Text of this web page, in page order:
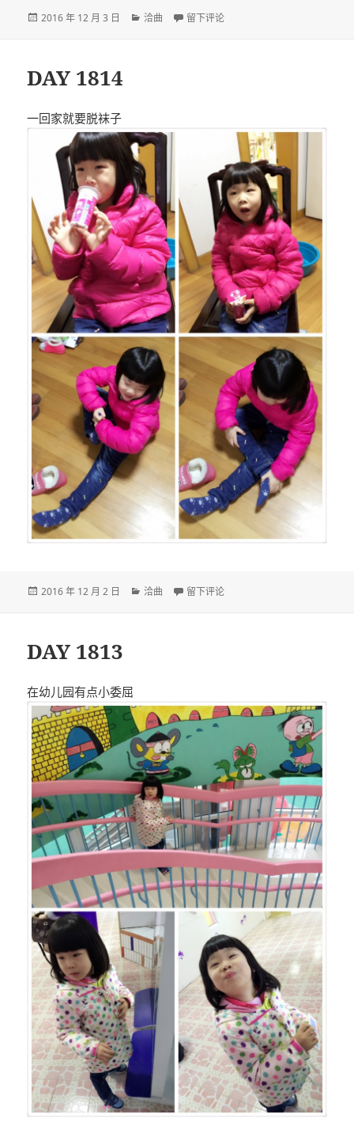
发
2016 年 12 月 3 日
分
洽曲 于DAY 1815
留下评论
DAY 1814
一回家就要脱袜子
发
2016 年 12 月 2 日
分
洽曲 于DAY 1814
留下评论
DAY 1813
在幼儿园有点小委屈